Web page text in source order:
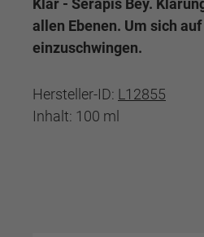
Klar - Serapis Bey.
allen Ebenen. Um sich
einzuschwingen.
Hersteller-ID: L12855
Inhalt: 100 ml